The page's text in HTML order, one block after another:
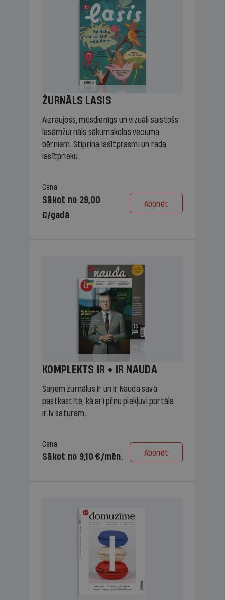
ŽURNĀLS LASIS
Aizraujošs, mūsdienīgs un vizuāli saistošs
lasāmžurnāls sākumskolas vecuma
bērniem. Stiprina lasītprasmi un rada
lasītprieku.
Cena
Sākot no 29,00
€/gadā
Abonēt
KOMPLEKTS IR + IR NAUDA
Saņem žurnālus Ir un Ir Nauda savā
pastkastītē, kā arī pilnu piekļuvi portāla
ir.lv saturam.
Cena
Sākot no 9,10 €/mēn. Abonēt